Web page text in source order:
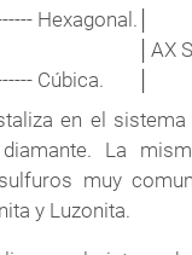
Hexagonal.
│AX
Cúbica.
en el sistema
La
muy
y Luzonita.